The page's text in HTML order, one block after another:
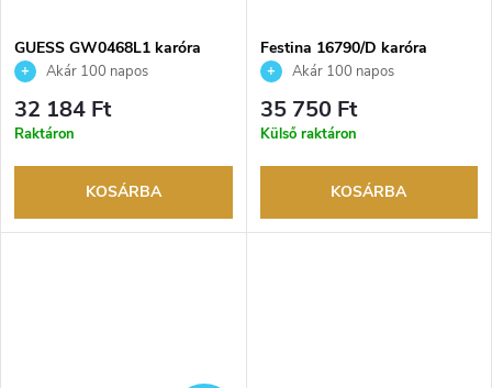
GUESS GW0468L1 karóra
Akár 100 napos
márkakereskedő.
32 184 Ft
Raktáron
KOSÁRBA
Festina 16790/D karóra
Akár 100 napos
márkakereskedő.
35 750 Ft
Külső raktáron
KOSÁRBA